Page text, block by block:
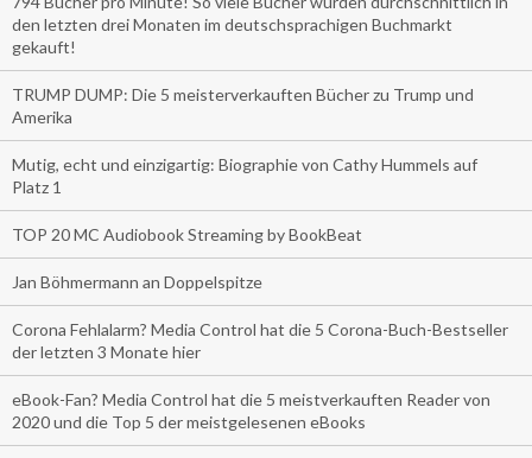
den letzten drei Monaten im deutschsprachigen Buchmarkt
gekauft!
TRUMP DUMP: Die 5 meisterverkauften Bücher zu Trump und
Amerika
Mutig, echt und einzigartig: Biographie von Cathy Hummels auf
Platz 1
TOP 20 MC Audiobook Streaming by BookBeat
Jan Böhmermann an Doppelspitze
Corona Fehlalarm? Media Control hat die 5 Corona-Buch-Bestseller
der letzten 3 Monate hier
eBook-Fan? Media Control hat die 5 meistverkauften Reader von
2020 und die Top 5 der meistgelesenen eBooks